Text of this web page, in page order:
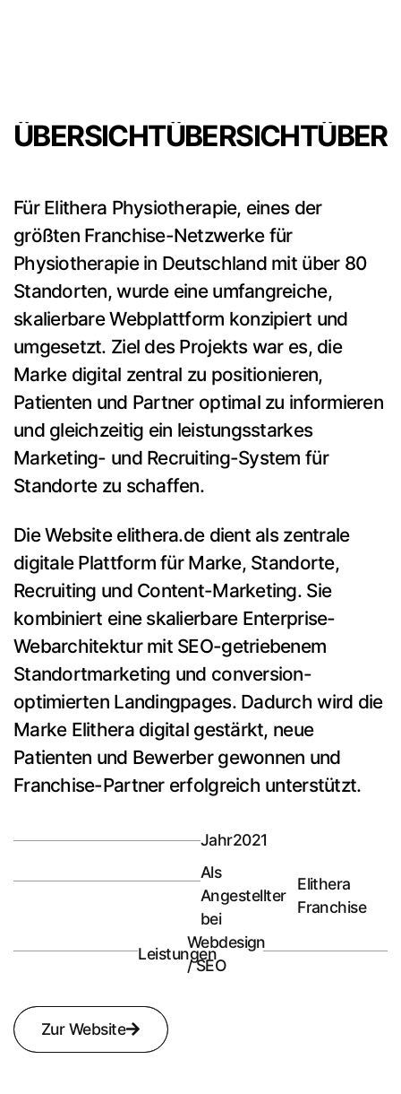
ÜBERSICHTÜBERSICHT
Für Elithera Physiotherapie, eines der
größten Franchise-Netzwerke für
Physiotherapie in Deutschland mit über 80
Standorten, wurde eine umfangreiche,
skalierbare Webplattform konzipiert und
umgesetzt. Ziel des Projekts war es, die
Marke digital zentral zu positionieren,
Patienten und Partner optimal zu informieren
und gleichzeitig ein leistungsstarkes
Marketing- und Recruiting-System für
Standorte zu schaffen.
Die Website elithera.de dient als zentrale
digitale Plattform für Marke, Standorte,
Recruiting und Content-Marketing. Sie
kombiniert eine skalierbare Enterprise-
Webarchitektur mit SEO-getriebenem
Standortmarketing und conversion-
optimierten Landingpages. Dadurch wird die
Marke Elithera digital gestärkt, neue
Patienten und Bewerber gewonnen und
Franchise-Partner erfolgreich unterstützt.
Jahr2021
Als
Angestellter
bei
Elithera
Franchise
Leistungen
Webdesign
/ SEO
Zur Website